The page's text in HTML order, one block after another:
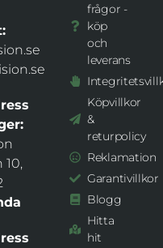
10,
frågor -
köp
och
leverans
Köpvillkor
&
returpolicy
Reklamation
Garantivillkor
Blogg
Hitta
hit